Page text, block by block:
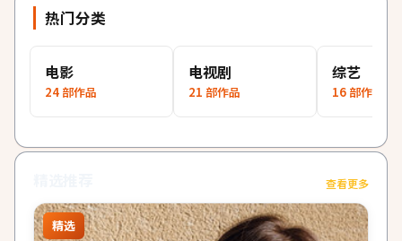
热门分类
电影
24 部作品
电视剧
21 部作品
综艺
16 部作品
查看更多
精选